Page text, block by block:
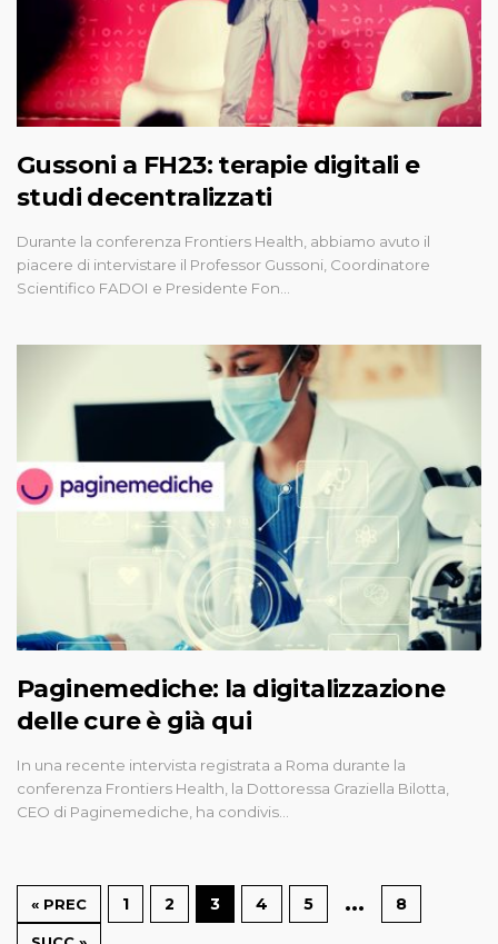
Gussoni a FH23: terapie digitali e
studi decentralizzati
Durante la conferenza Frontiers Health, abbiamo avuto il
piacere di intervistare il Professor Gussoni, Coordinatore
Scientifico FADOI e Presidente Fon…
Paginemediche: la digitalizzazione
delle cure è già qui
In una recente intervista registrata a Roma durante la
conferenza Frontiers Health, la Dottoressa Graziella Bilotta,
CEO di Paginemediche, ha condivis…
« PREC 1 2 3 4 5 … 8